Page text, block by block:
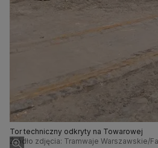
Tor techniczny odkryty na Towarowej
Źródło zdjęcia: Tramwaje Warszawskie/